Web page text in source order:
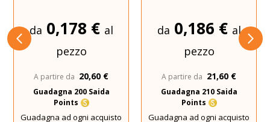
da 0,178 € al
pezzo
A partire da 20,60 €
Guadagna 200 Saida
Points
Guadagna ad ogni acquisto
da 0,186 € al
pezzo
A partire da 21,60 €
Guadagna 210 Saida
Points
Guadagna ad ogni acquisto